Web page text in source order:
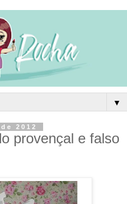
▼
2012
provençal e falso